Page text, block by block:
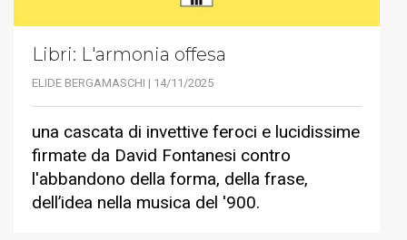
Libri: L'armonia offesa
ELIDE BERGAMASCHI | 14/11/2025
una cascata di invettive feroci e lucidissime
firmate da David Fontanesi contro
l'abbandono della forma, della frase,
dell’idea nella musica del '900.